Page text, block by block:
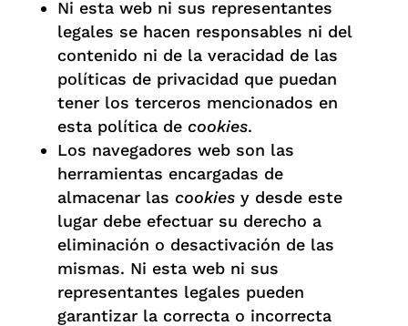
Ni esta web ni sus representantes
legales se hacen responsables ni del
contenido ni de la veracidad de las
políticas de privacidad que puedan
tener los terceros mencionados en
esta política de cookies.
Los navegadores web son las
herramientas encargadas de
almacenar las cookiesy desde este
lugar debe efectuar su derecho a
eliminación o desactivación de las
mismas. Ni esta web ni sus
representantes legales pueden
garantizar la correcta o incorrecta